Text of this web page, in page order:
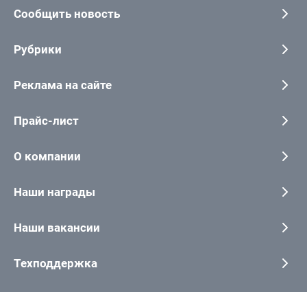
Сообщить новость
Рубрики
Реклама на сайте
Прайс-лист
О компании
Наши награды
Наши вакансии
Техподдержка